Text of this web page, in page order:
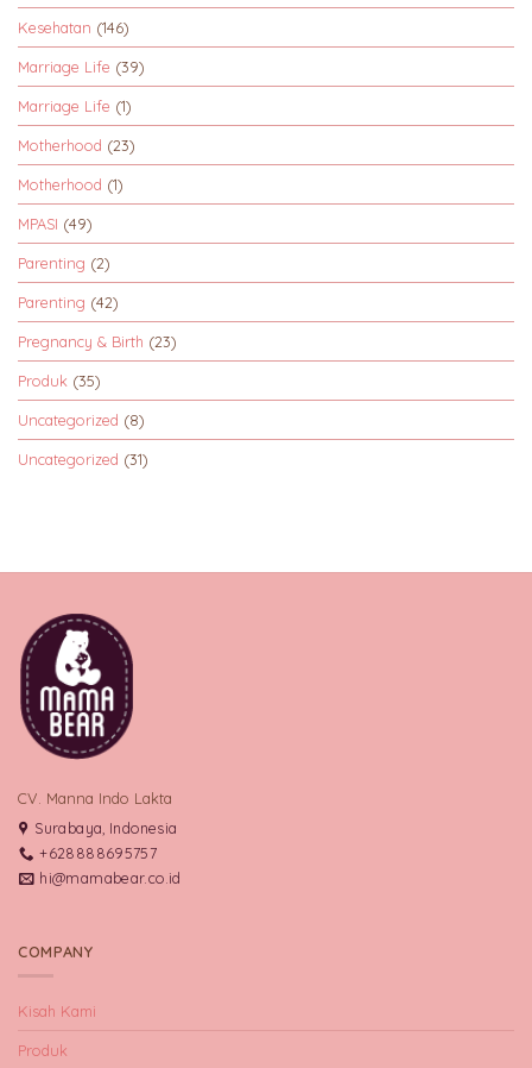
Kesehatan (146)
Marriage Life (39)
Marriage Life (1)
Motherhood (23)
Motherhood (1)
MPASI (49)
Parenting (2)
Parenting (42)
Pregnancy & Birth (23)
Produk (35)
Uncategorized (8)
Uncategorized (31)
CV. Manna Indo Lakta
Surabaya, Indonesia
+628888695757
hi@mamabear.co.id
COMPANY
Kisah Kami
Produk